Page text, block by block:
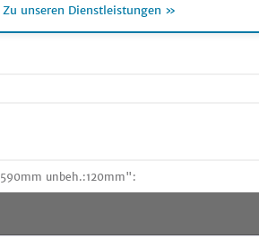
Zu unseren Dienstleistungen »
unbeh.:120mm":